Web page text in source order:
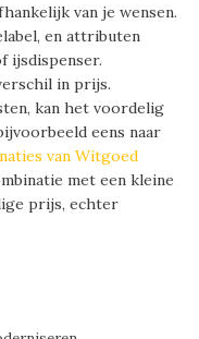
van je wensen.
en attributen
ijsdispenser.
in prijs.
kan het voordelig
eens naar
van Witgoed
met een kleine
prijs, echter